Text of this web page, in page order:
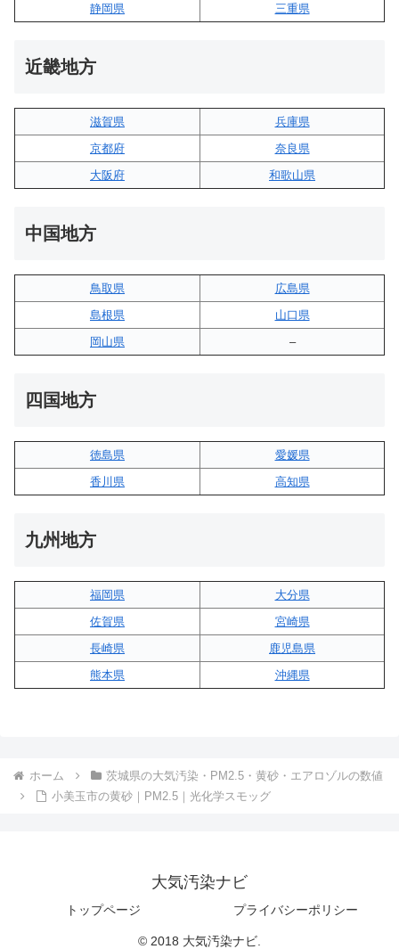
静岡県
三重県
近畿地方
滋賀県
兵庫県
京都府
奈良県
大阪府
和歌山県
中国地方
鳥取県
広島県
島根県
山口県
岡山県
–
四国地方
徳島県
愛媛県
香川県
高知県
九州地方
福岡県
大分県
佐賀県
宮崎県
長崎県
鹿児島県
熊本県
沖縄県
ホーム
茨城県の大気汚染・PM2.5・黄砂・エアロゾルの数値
小美玉市の黄砂｜PM2.5｜光化学スモッグ
大気汚染ナビ
トップページ プライバシーポリシー
© 2018 大気汚染ナビ.